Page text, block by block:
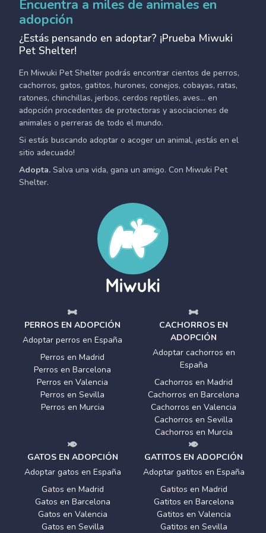
Encuentra a miles de animales en
adopción
¿Estás pensando en adoptar? ¡Prueba Miwuki
Pet Shelter!
En Miwuki Pet Shelter podrás encontrar cientos de perros,
cachorros, gatos, gatitos, hurones, conejos, cobayas, ratas,
ratones, chinchillas, jerbos, cerdos reptiles, aves... en
adopción procedentes de protectoras y asociaciones de
animales o perreras de todo el mundo.
Si estás buscando adoptar o acoger un animal, ¡estás en el
sitio adecuado!
Adopta. Salva una vida, gana un amigo. Con Miwuki Pet
Shelter.
PERROS EN ADOPCIÓN
Adoptar perros en España
Perros en Madrid
Perros en Barcelona
Perros en Valencia
Perros en Sevilla
Perros en Murcia
CACHORROS EN
ADOPCIÓN
Adoptar cachorros en
España
Cachorros en Madrid
Cachorros en Barcelona
Cachorros en Valencia
Cachorros en Sevilla
Cachorros en Murcia
GATOS EN ADOPCIÓN
Adoptar gatos en España
Gatos en Madrid
Gatos en Barcelona
Gatos en Valencia
Gatos en Sevilla
GATITOS EN ADOPCIÓN
Adoptar gatitos en España
Gatitos en Madrid
Gatitos en Barcelona
Gatitos en Valencia
Gatitos en Sevilla